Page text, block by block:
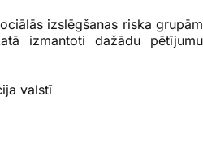
izslēgšanas riska grupām
izmantoti dažādu pētījumu
valstī